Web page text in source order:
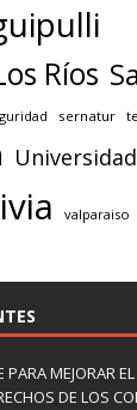
Ríos
sernatur
valparaiso
PARA MEJORAR
DE LOS